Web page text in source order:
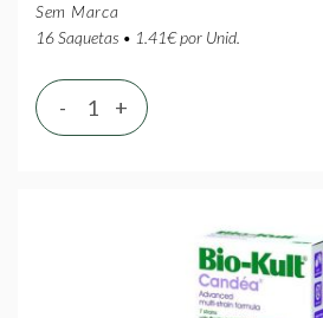
Sem Marca
16 Saquetas • 1.41€ por Unid.
+
-